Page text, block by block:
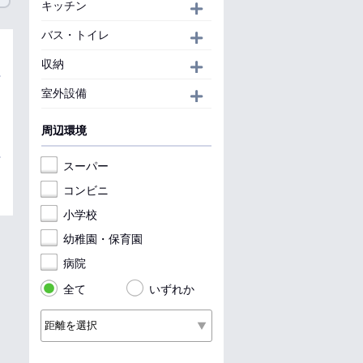
キッチン
バス・トイレ
収納
室外設備
周辺環境
スーパー
コンビニ
小学校
幼稚園・保育園
病院
全て
いずれか